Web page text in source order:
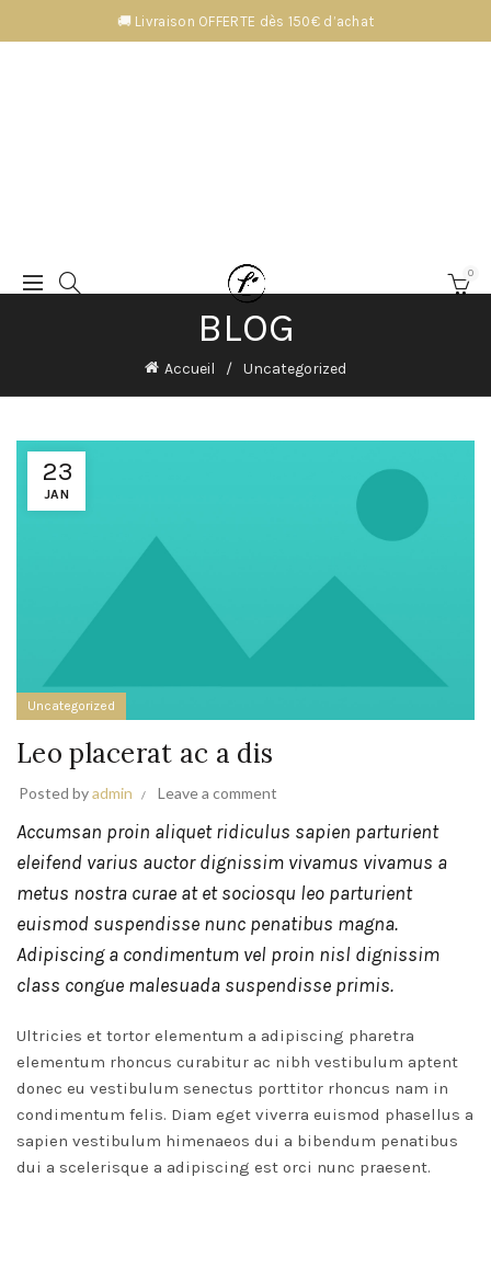
🚚 Livraison OFFERTE dès 150€ d’achat
0
BLOG
Accueil Uncategorized
23
JAN
Uncategorized
Leo placerat ac a dis
Posted byadmin Leave a comment
Accumsan proin aliquet ridiculus sapien parturient
eleifend varius auctor dignissim vivamus vivamus a
metus nostra curae at et sociosqu leo parturient
euismod suspendisse nunc penatibus magna.
Adipiscing a condimentum vel proin nisl dignissim
class congue malesuada suspendisse primis.
Ultricies et tortor elementum a adipiscing pharetra
elementum rhoncus curabitur ac nibh vestibulum aptent
donec eu vestibulum senectus porttitor rhoncus nam in
condimentum felis. Diam eget viverra euismod phasellus a
sapien vestibulum himenaeos dui a bibendum penatibus
dui a scelerisque a adipiscing est orci nunc praesent.